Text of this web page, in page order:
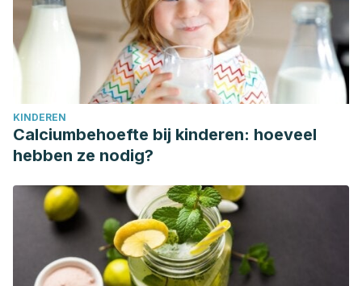
KINDEREN
Calciumbehoefte bij kinderen: hoeveel
hebben ze nodig?